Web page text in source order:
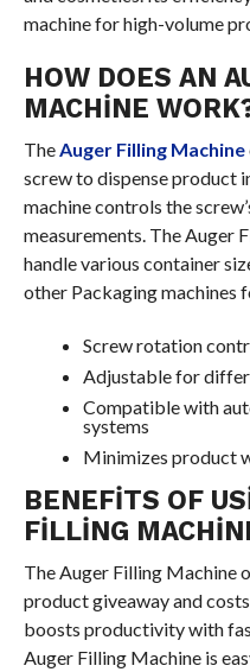
machine for high-volume
HOW DOES AN
MACHINE
TheAuger Filling Machine
screw to dispense product
machine controls the
measurements. The Auger
handle various container
other Packaging machines
Screw rotation
Adjustable for
Compatible with
systems
Minimizes product
BENEFITS OF
FILLING
The Auger Filling Machine
product giveaway and
boosts productivity with
Auger Filling Machine is